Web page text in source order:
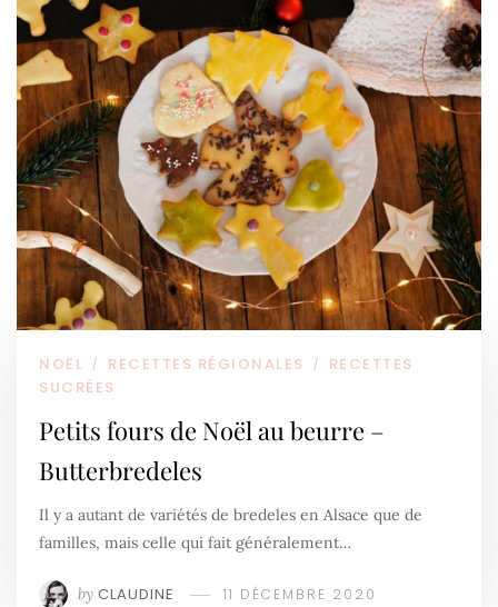
NOËL / RECETTES RÉGIONALES /
RECETTES
SUCRÉES
Petits fours de Noël au beurre –
Butterbredeles
Il y a autant de variétés de bredeles en Alsace que de
familles, mais celle qui fait généralement…
by CLAUDINE 11 DÉCEMBRE 2020